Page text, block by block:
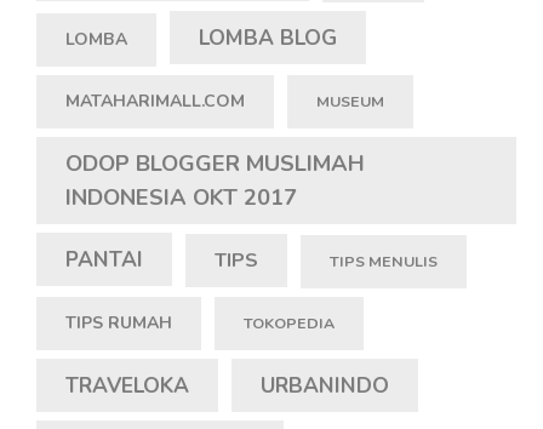
LOMBA LOMBA BLOG
MATAHARIMALL.COM MUSEUM
ODOP BLOGGER MUSLIMAH
INDONESIA OKT 2017
PANTAI TIPS TIPS MENULIS
TIPS RUMAH TOKOPEDIA
TRAVELOKA URBANINDO